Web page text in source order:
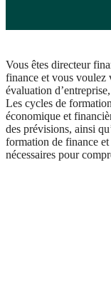
Vous êtes directeur
finance et vous voulez
évaluation
Les cycles de
économique et
des prévisions, ainsi
formation de finance et
nécessaires pour